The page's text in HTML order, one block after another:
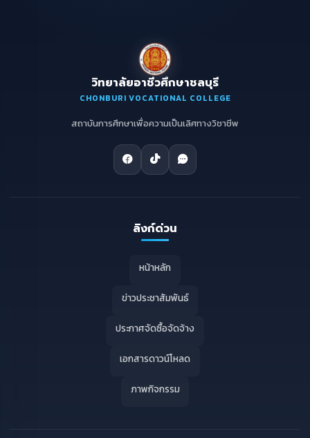
วิทยาลัยอาชีวศึกษาชลบุรี
CHONBURI VOCATIONAL COLLEGE
สถาบันการศึกษาเพื่อความเป็นเลิศทางวิชาชีพ
ลิงก์ด่วน
หน้าหลัก
ข่าวประชาสัมพันธ์
ประกาศจัดซื้อจัดจ้าง
เอกสารดาวน์โหลด
ภาพกิจกรรม